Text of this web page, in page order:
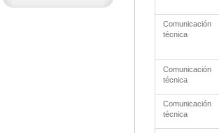
Comunicación
técnica
Comunicación
técnica
Comunicación
técnica